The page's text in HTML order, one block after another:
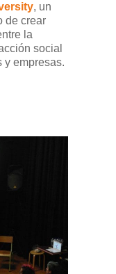
, un
de crear
la
social
y empresas.